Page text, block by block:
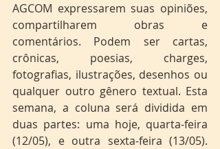
AGCOM expressarem suas opiniões,
compartilharem obras e
comentários. Podem ser cartas,
crônicas, poesias, charges,
fotografias, ilustrações, desenhos ou
qualquer outro gênero textual. Esta
semana, a coluna será dividida em
duas partes: uma hoje, quarta-feira
(12/05), e outra sexta-feira (13/05).